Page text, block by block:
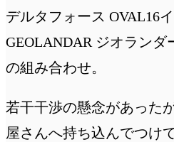
デルタフォース OVAL16
GEOLANDAR ジオランダ
の組み合わせ。
若干干渉の懸念があった
屋さんへ持ち込んでつけ